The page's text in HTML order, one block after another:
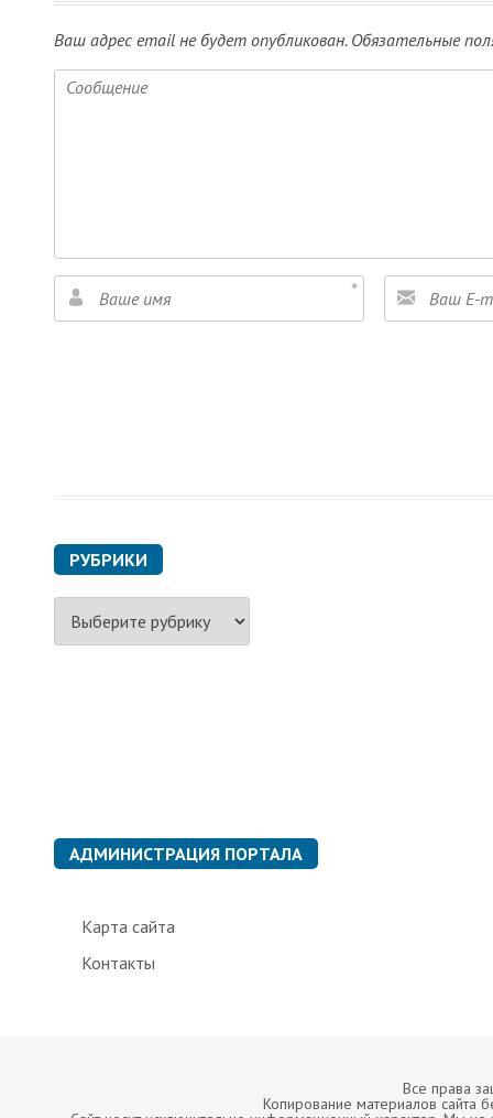
Ваш адрес email не будет опубликован. Обязательные
РУБРИКИ
Р
б
АДМИНИСТРАЦИЯ ПОРТАЛА
Карта сайта
Контакты
Все права
Копирование материалов сайта